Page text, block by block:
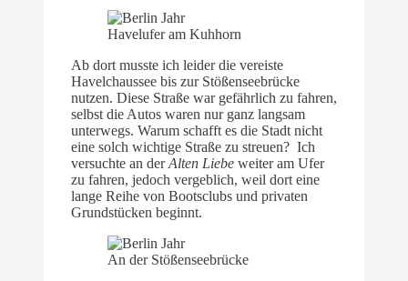
Havelufer am Kuhhorn
Ab dort musste ich leider die vereiste
Havelchaussee bis zur Stößenseebrücke
nutzen. Diese Straße war gefährlich zu fahren,
selbst die Autos waren nur ganz langsam
unterwegs. Warum schafft es die Stadt nicht
eine solch wichtige Straße zu streuen? Ich
versuchte an derAlten Liebe weiter am Ufer
zu fahren, jedoch vergeblich, weil dort eine
lange Reihe von Bootsclubs und privaten
Grundstücken beginnt.
An der Stößenseebrücke